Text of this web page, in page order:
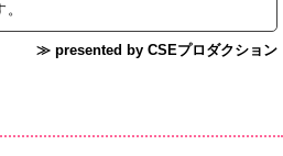
≫ presented by CSEプロダクション